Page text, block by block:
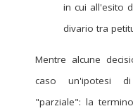
in cui all'esito
divario tra
Mentre alcune
caso un'ipotesi
"parziale": la